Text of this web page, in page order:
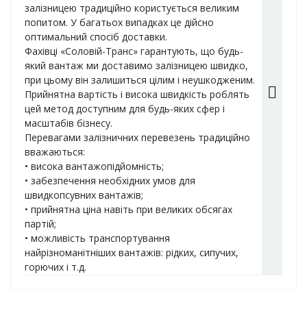
залізницею традиційно користується великим
попитом. У багатьох випадках це дійсно
оптимальний спосіб доставки.
Фахівці «Соловій-Транс» гарантують, що будь-
який вантаж ми доставимо залізницею швидко,
при цьому він залишиться цілим і неушкодженим.
Прийнятна вартість і висока швидкість роблять
цей метод доступним для будь-яких сфер і
масштабів бізнесу.
Перевагами залізничних перевезень традиційно
вважаються:
• висока вантажопідйомність;
• забезпечення необхідних умов для
швидкопсувних вантажів;
• прийнятна ціна навіть при великих обсягах
партій;
• можливість транспортування
найрізноманітніших вантажів: рідких, сипучих,
горючих і т.д.